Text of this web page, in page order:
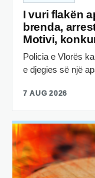
I vuri flakën
brenda,
Motivi,
Policia e Vlorës
e djegies së një
7 AUG 2026